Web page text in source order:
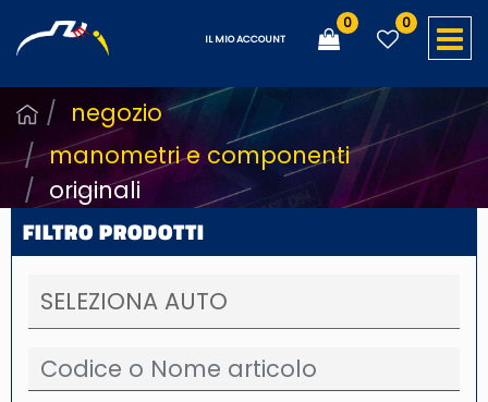
IL MIO ACCOUNT
0 0
negozio
manometri e componenti
originali
FILTRO PRODOTTI